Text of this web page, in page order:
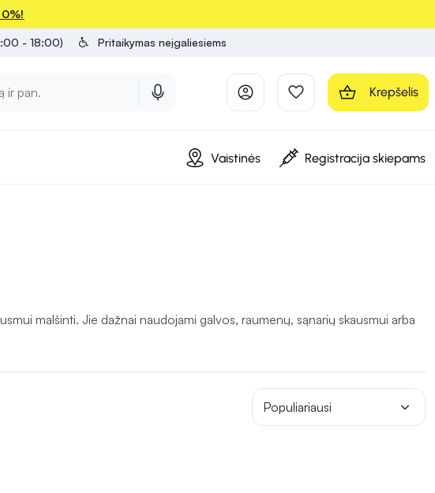
- 18:00) Pritaikymas neįgaliesiems
Krepšelis
Vaistinės Registracija skiepams
malšinti. Jie dažnai naudojami galvos, raumenų, sąnarių skausmui arba
paracetamolis ir naproksenas. Šie preparatai veikia skausmo
skausmo valdymas.
Populiariausi